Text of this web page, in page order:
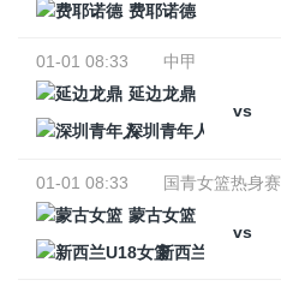
费耶诺德
01-01 08:33
中甲
延边龙鼎
vs
深圳青年人
01-01 08:33
国青女篮热身赛
蒙古女篮
vs
新西兰U18女篮